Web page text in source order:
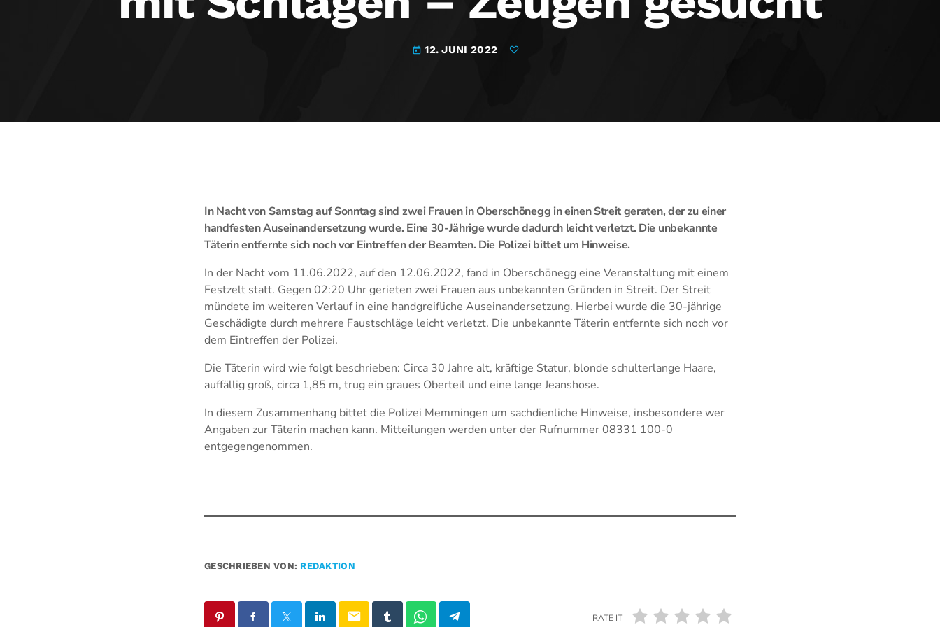
today 12. JUNI 2022
In Nacht von Samstag auf Sonntag sind zwei Frauen in Oberschönegg in einen Streit geraten, der zu einer
handfesten Auseinandersetzung wurde. Eine 30-Jährige wurde dadurch leicht verletzt. Die unbekannte
Täterin entfernte sich noch vor Eintreffen der Beamten. Die Polizei bittet um Hinweise.
In der Nacht vom 11.06.2022, auf den 12.06.2022, fand in Oberschönegg eine Veranstaltung mit einem
Festzelt statt. Gegen 02:20 Uhr gerieten zwei Frauen aus unbekannten Gründen in Streit. Der Streit
mündete im weiteren Verlauf in eine handgreifliche Auseinandersetzung. Hierbei wurde die 30-jährige
Geschädigte durch mehrere Faustschläge leicht verletzt. Die unbekannte Täterin entfernte sich noch vor
dem Eintreffen der Polizei.
Die Täterin wird wie folgt beschrieben: Circa 30 Jahre alt, kräftige Statur, blonde schulterlange Haare,
auffällig groß, circa 1,85 m, trug ein graues Oberteil und eine lange Jeanshose.
In diesem Zusammenhang bittet die Polizei Memmingen um sachdienliche Hinweise, insbesondere wer
Angaben zur Täterin machen kann. Mitteilungen werden unter der Rufnummer 08331 100-0
entgegengenommen.
GESCHRIEBEN VON: REDAKTION
email RATE IT